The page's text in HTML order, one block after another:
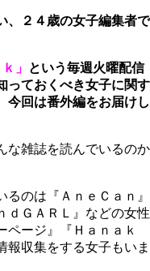
、２４歳の女子編集者で
」 という毎週火曜配信
っておくべき女子に関す
今回は番外編をお届けし
な雑誌を読んでいるのか
のは『ＡｎｅＣａｎ』
ｄＧＡＲＬ』などの女性
ページ』『Ｈａｎａｋ
報収集をする女子もいま